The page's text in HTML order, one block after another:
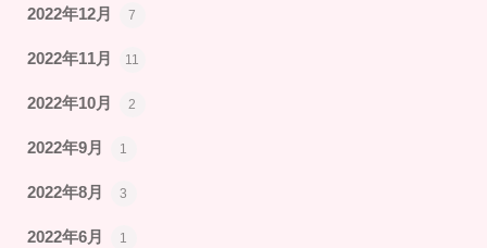
2022年12月 7
2022年11月 11
2022年10月 2
2022年9月 1
2022年8月 3
2022年6月 1